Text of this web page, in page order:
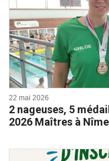
22 mai 2026
2 nageuses, 5
2026 Maîtres à